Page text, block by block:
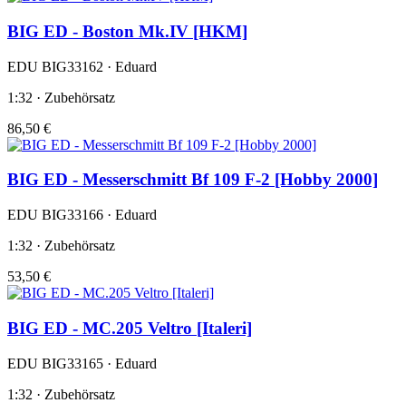
BIG ED - Boston Mk.IV [HKM]
EDU BIG33162 · Eduard
1:32 · Zubehörsatz
86,50 €
BIG ED - Messerschmitt Bf 109 F-2 [Hobby 2000]
EDU BIG33166 · Eduard
1:32 · Zubehörsatz
53,50 €
BIG ED - MC.205 Veltro [Italeri]
EDU BIG33165 · Eduard
1:32 · Zubehörsatz